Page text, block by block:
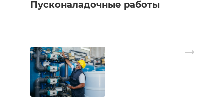
Пусконаладочные работы